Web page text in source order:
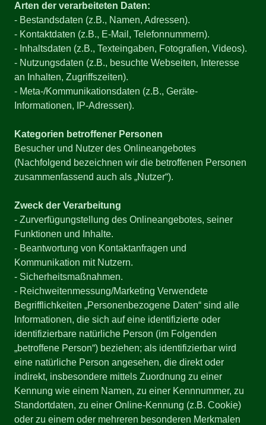
Arten der verarbeiteten Daten:
- Bestandsdaten (z.B., Namen, Adressen).
- Kontaktdaten (z.B., E-Mail, Telefonnummern).
- Inhaltsdaten (z.B., Texteingaben, Fotografien, Videos).
- Nutzungsdaten (z.B., besuchte Webseiten, Interesse
an Inhalten, Zugriffszeiten).
- Meta-/Kommunikationsdaten (z.B., Geräte-
Informationen, IP-Adressen).
Kategorien betroffener Personen
Besucher und Nutzer des Onlineangebotes
(Nachfolgend bezeichnen wir die betroffenen Personen
zusammenfassend auch als „Nutzer“).
Zweck der Verarbeitung
- Zurverfügungstellung des Onlineangebotes, seiner
Funktionen und Inhalte.
- Beantwortung von Kontaktanfragen und
Kommunikation mit Nutzern.
- Sicherheitsmaßnahmen.
- Reichweitenmessung/Marketing Verwendete
Begrifflichkeiten „Personenbezogene Daten“ sind alle
Informationen, die sich auf eine identifizierte oder
identifizierbare natürliche Person (im Folgenden
„betroffene Person“) beziehen; als identifizierbar wird
eine natürliche Person angesehen, die direkt oder
indirekt, insbesondere mittels Zuordnung zu einer
Kennung wie einem Namen, zu einer Kennnummer, zu
Standortdaten, zu einer Online-Kennung (z.B. Cookie)
oder zu einem oder mehreren besonderen Merkmalen